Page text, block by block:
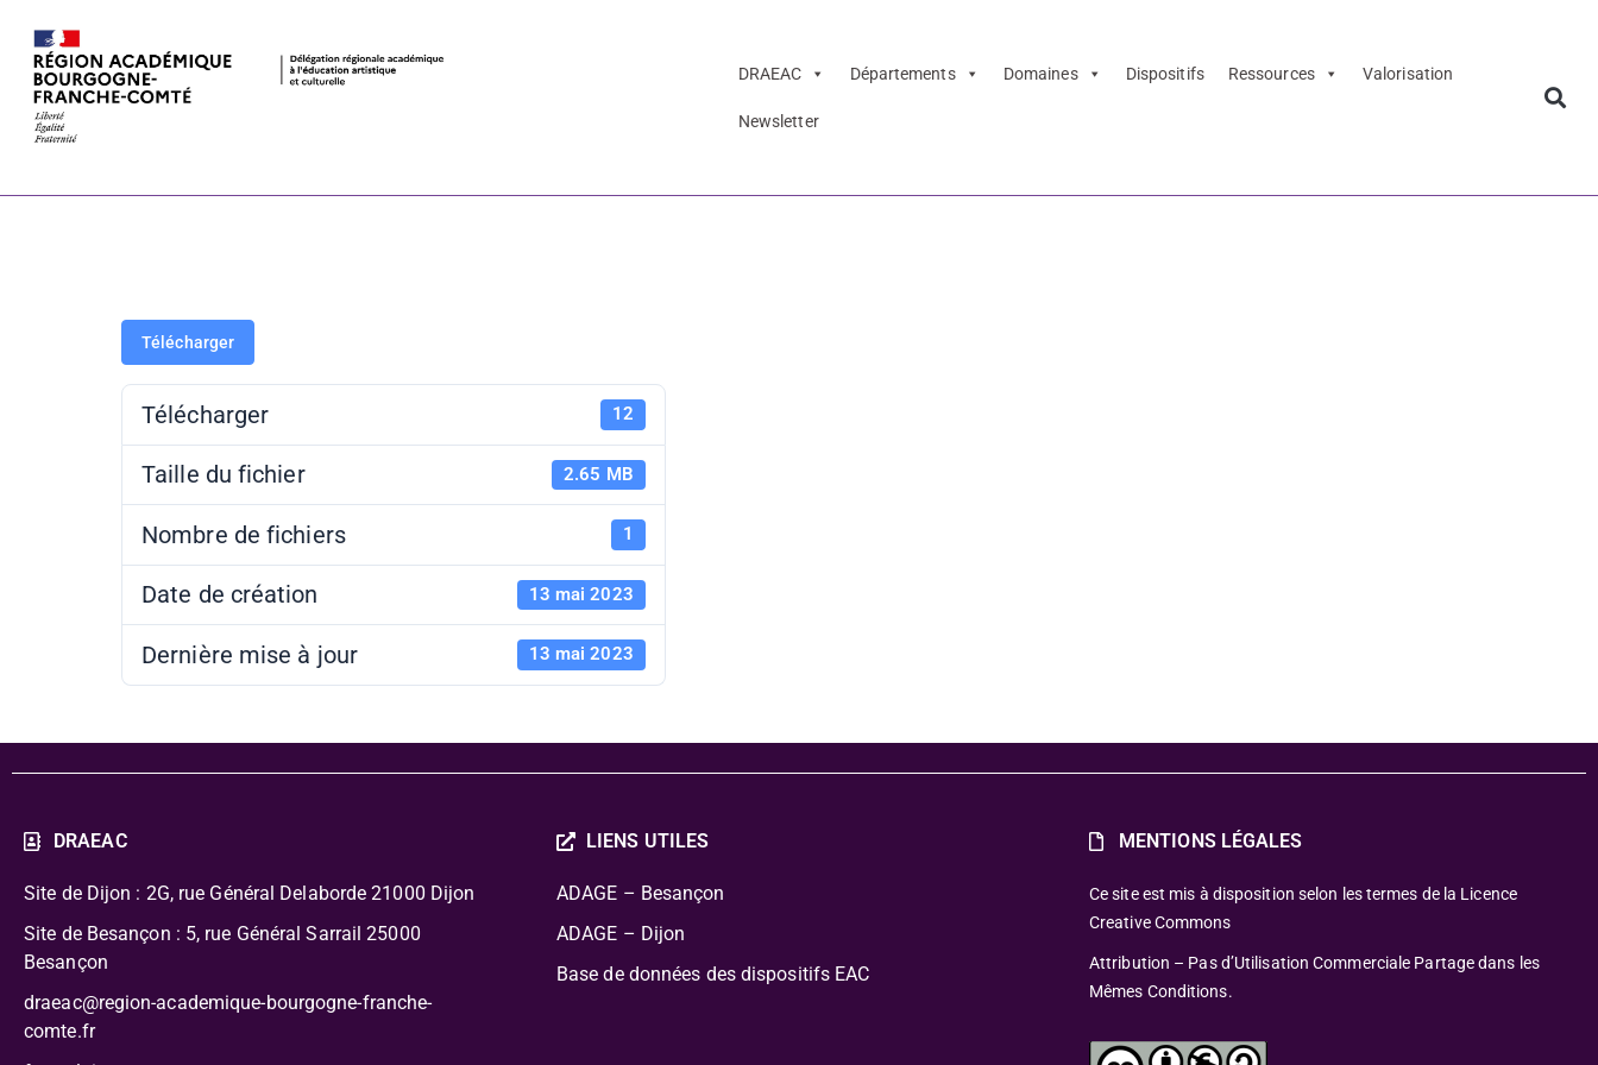
DRAEAC Départements Domaines Dispositifs Ressources Valorisation
Newsletter
Résistance, culture et arts – diaporama de
Télécharger
Télécharger 12
Taille du fichier 2.65 MB
Nombre de fichiers 1
Date de création 13 mai 2023
Dernière mise à jour 13 mai 2023
DRAEAC
Site de Dijon : 2G, rue Général Delaborde 21000 Dijon
Site de Besançon : 5, rue Général Sarrail 25000
Besançon
draeac@region-academique-bourgogne-franche-
comte.fr
LIENS UTILES
ADAGE – Besançon
ADAGE – Dijon
Base de données des dispositifs EAC
MENTIONS LÉGALES
Ce site est mis à disposition selon les termes de la Licence
Creative Commons
Attribution – Pas d’Utilisation Commerciale Partage dans les
Mêmes Conditions.